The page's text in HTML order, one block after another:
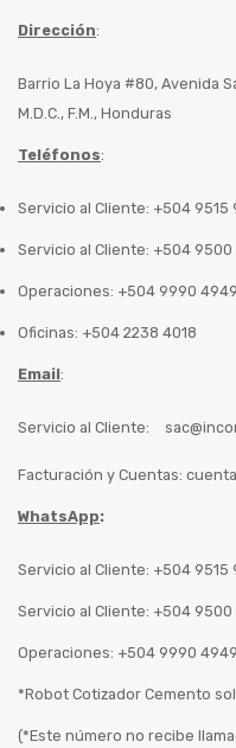
Dirección:
Barrio La Hoya #80, Avenida
M.D.C., F.M., Honduras
Teléfonos:
Servicio al Cliente: +504 9515
Servicio al Cliente: +504 9500
Operaciones: +504 9990 4949
Oficinas: +504 2238 4018
Email:
Servicio al Cliente:
Facturación y Cuentas:
WhatsApp:
Servicio al Cliente: +504 9515
Servicio al Cliente: +504 9500
Operaciones: +504 9990 4949
*Robot Cotizador Cemento
(*Este número no recibe